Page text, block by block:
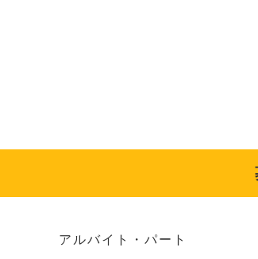
アルバイト・パート